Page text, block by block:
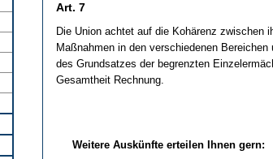
Art. 7
Die Union achtet auf die Kohärenz zwischen
Maßnahmen in den verschiedenen
des Grundsatzes der begrenzten
Gesamtheit Rechnung.
Weitere Auskünfte erteilen Ihnen gern: